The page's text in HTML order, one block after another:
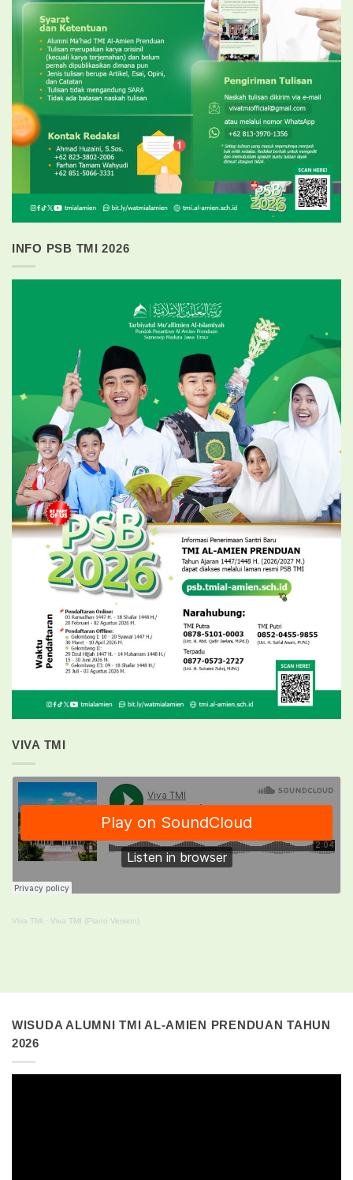
INFO PSB TMI 2026
VIVA TMI
Viva TMI · Viva TMI (Piano Version)
WISUDA ALUMNI TMI AL-AMIEN PRENDUAN TAHUN
2026